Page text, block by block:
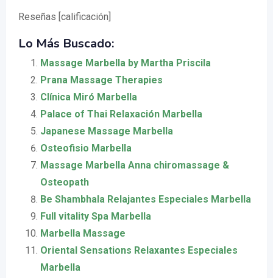
Reseñas [calificación]
Lo Más Buscado:
Massage Marbella by Martha Priscila
Prana Massage Therapies
Clínica Miró Marbella
Palace of Thai Relaxación Marbella
Japanese Massage Marbella
Osteofisio Marbella
Massage Marbella Anna chiromassage &
Osteopath
Be Shambhala Relajantes Especiales Marbella
Full vitality Spa Marbella
Marbella Massage
Oriental Sensations Relaxantes Especiales
Marbella